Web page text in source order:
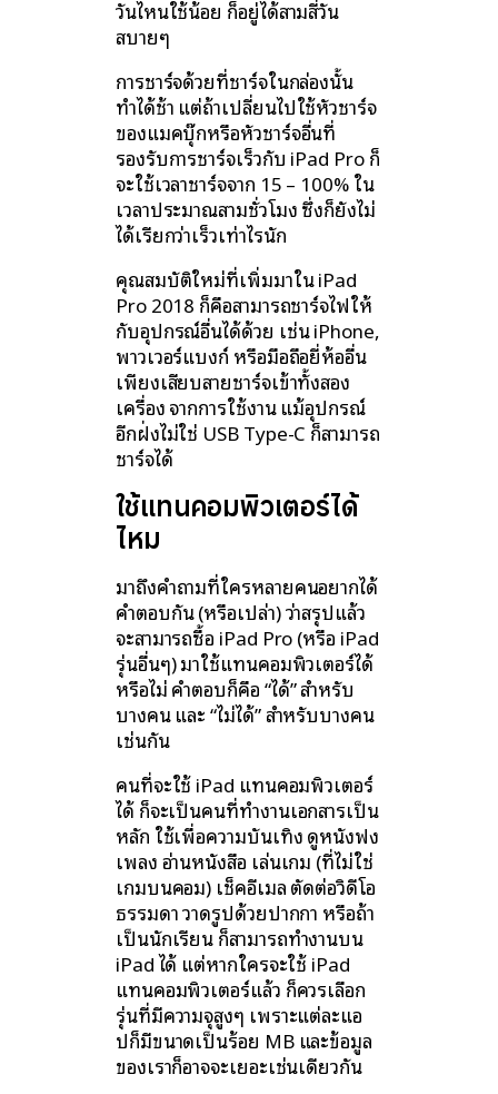
วันไหนใช้น้อย ก็อยู่ได้สามสี่วัน
สบายๆ
การชาร์จด้วยที่ชาร์จในกล่องนั้น
ทำได้ช้า แต่ถ้าเปลี่ยนไปใช้หัวชาร์จ
ของแมคบุ๊กหรือหัวชาร์จอื่นที่
รองรับการชาร์จเร็วกับ iPad Pro ก็
จะใช้เวลาชาร์จจาก 15 – 100% ใน
เวลาประมาณสามชั่วโมง ซึ่งก็ยังไม่
ได้เรียกว่าเร็วเท่าไรนัก
คุณสมบัติใหม่ที่เพิ่มมาใน iPad
Pro 2018 ก็คือสามารถชาร์จไฟให้
กับอุปกรณ์อื่นได้ด้วย เช่น iPhone,
พาวเวอร์แบงก์ หรือมือถือยี่ห้ออื่น
เพียงเสียบสายชาร์จเข้าทั้งสอง
เครื่อง จากการใช้งาน แม้อุปกรณ์
อีกฝั่งไม่ใช่ USB Type-C ก็สามารถ
ชาร์จได้
ใช้แทนคอมพิวเตอร์ได้
ไหม
มาถึงคำถามที่ใครหลายคนอยากได้
คำตอบกัน (หรือเปล่า) ว่าสรุปแล้ว
จะสามารถซื้อ iPad Pro (หรือ iPad
รุ่นอื่นๆ) มาใช้แทนคอมพิวเตอร์ได้
หรือไม่ คำตอบก็คือ “ได้” สำหรับ
บางคน และ “ไม่ได้” สำหรับบางคน
เช่นกัน
คนที่จะใช้ iPad แทนคอมพิวเตอร์
ได้ ก็จะเป็นคนที่ทำงานเอกสารเป็น
หลัก ใช้เพื่อความบันเทิง ดูหนังฟัง
เพลง อ่านหนังสือ เล่นเกม (ที่ไม่ใช่
เกมบนคอม) เช็คอีเมล ตัดต่อวิดีโอ
ธรรมดา วาดรูปด้วยปากกา หรือถ้า
เป็นนักเรียน ก็สามารถทำงานบน
iPad ได้ แต่หากใครจะใช้ iPad
แทนคอมพิวเตอร์แล้ว ก็ควรเลือก
รุ่นที่มีความจุสูงๆ เพราะแต่ละแอ
ปก็มีขนาดเป็นร้อย MB และข้อมูล
ของเราก็อาจจะเยอะเช่นเดียวกัน